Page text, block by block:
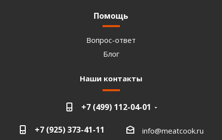
Помощь
Вопрос-ответ
Блог
Наши контакты
+7 (499) 112-04-01
+7 (925) 373-41-11 info@meatcook.ru